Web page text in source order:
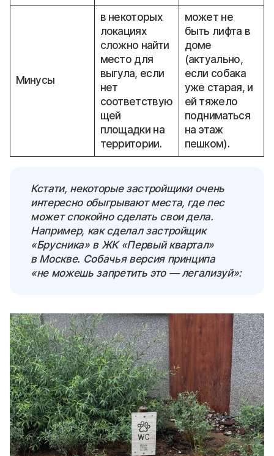
Минусы
в некоторых
локациях
сложно найти
место для
выгула, если
нет
соответствую
щей
площадки на
территории.
может не
быть лифта в
доме
(актуально,
если собака
уже старая, и
ей тяжело
подниматься
на этаж
пешком).
Кстати, некоторые застройщики очень
интересно обыгрывают места, где пес
может спокойно сделать свои дела.
Например, как сделал застройщик
«Брусника» в ЖК «Первый квартал»
в Москве. Собачья версия принципа
«не можешь запретить это — легализуй»: